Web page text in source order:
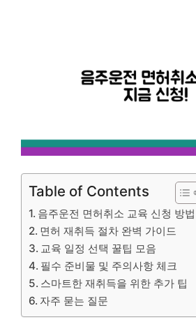
Table of Contents
음주운전 면허취소 교육 신청 방법
면허 재취득 절차 완벽 가이드
교육 일정 선택 꿀팁 모음
필수 준비물 및 주의사항 체크
스마트한 재취득을 위한 추가 팁
자주 묻는 질문